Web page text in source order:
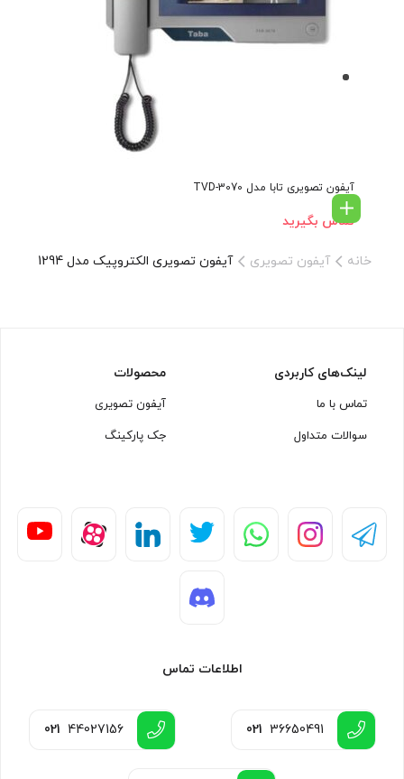
آیفون تصویری تابا مدل TVD-3070
تماس بگیرید
خانه آیفون تصویری آیفون تصویری الکتروپیک مدل 1294
لینک‌های کاربردی
تماس با ما
سوالات متداول
محصولات
آیفون تصویری
جک پارکینگ
اطلاعات تماس
021 36650491
021 44027156